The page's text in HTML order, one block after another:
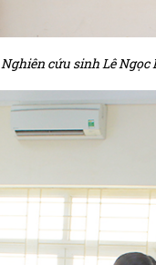
Nghiên cứu sinh Lê Ngọc